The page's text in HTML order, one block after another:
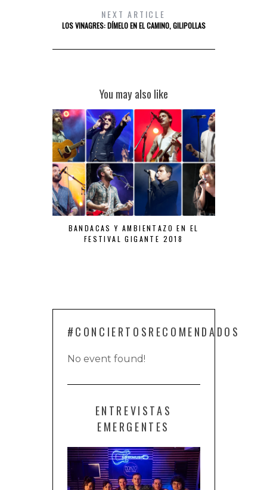
NEXT ARTICLE
LOS VINAGRES: DÍMELO EN EL CAMINO, GILIPOLLAS
You may also like
BANDACAS Y AMBIENTAZO EN EL
FESTIVAL GIGANTE 2018
#CONCIERTOSRECOMENDADOS
No event found!
ENTREVISTAS
EMERGENTES